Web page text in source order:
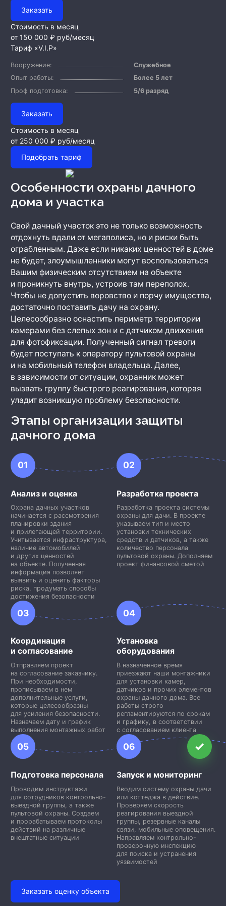
Заказать
Стоимость в месяц
от 150 000 ₽ руб/месяц
Тариф «V.I.P»
Вооружение:
Служебное
Опыт работы:
Более 5 лет
Проф подготовка:
5/6 разряд
Заказать
Стоимость в месяц
от 250 000 ₽ руб/месяц
Подобрать тариф
Особенности охраны дачного
дома и участка
Свой дачный участок это не только возможность
отдохнуть вдали от мегаполиса, но и риски быть
ограбленным. Даже если никаких ценностей в доме
не будет, злоумышленники могут воспользоваться
Вашим физическим отсутствием на объекте
и проникнуть внутрь, устроив там переполох.
Чтобы не допустить воровство и порчу имущества,
достаточно поставить дачу на охрану.
Целесообразно оснастить периметр территории
камерами без слепых зон и с датчиком движения
для фотофиксации. Полученный сигнал тревоги
будет поступать к оператору пультовой охраны
и на мобильный телефон владельца. Далее,
в зависимости от ситуации, охранник может
вызвать группу быстрого реагирования, которая
уладит возникшую проблему безопасности.
Этапы организации защиты
дачного дома
01
Анализ и оценка
Охрана дачных участков
начинается с рассмотрения
планировки здания
и прилегающей территории.
Учитывается инфраструктура,
наличие автомобилей
и других ценностей
на объекте. Полученная
информация позволяет
выявить и оценить факторы
риска, продумать способы
достижения безопасности
02
Разработка проекта
Разработка проекта системы
охраны для дачи. В проекте
указываем тип и место
установки технических
средств и датчиков, а также
количество персонала
пультовой охраны. Дополняем
проект финансовой сметой
03
Координация
и согласование
Отправляем проект
на согласование заказчику.
При необходимости,
прописываем в нем
дополнительные услуги,
которые целесообразны
для усиления безопасности.
Назначаем дату и график
выполнения монтажных работ
04
Установка
оборудования
В назначенное время
приезжают наши монтажники
для установки камер,
датчиков и прочих элементов
охраны дачного дома. Все
работы строго
регламентируются по срокам
и графику, в соответствии
с согласованием клиента
05
Подготовка персонала
Проводим инструктажи
для сотрудников контрольно-
выездной группы, а также
пультовой охраны. Создаем
и прорабатываем протоколы
действий на различные
внештатные ситуации
06
Запуск и мониторинг
Вводим систему охраны дачи
или коттеджа в действие.
Проверяем скорость
реагирования выездной
группы, резервные каналы
связи, мобильные оповещения.
Направляем контрольно-
проверочную инспекцию
для поиска и устранения
уязвимостей
Заказать оценку объекта